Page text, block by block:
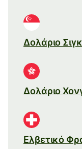
Δολάριο
Δολάριο
Ελβετικό